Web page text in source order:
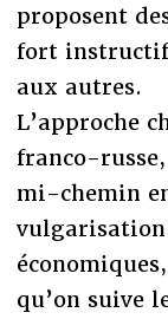
proposent
fort
aux autres.
L’approche
franco-
mi-chemin
vulgarisation
qu’on suive